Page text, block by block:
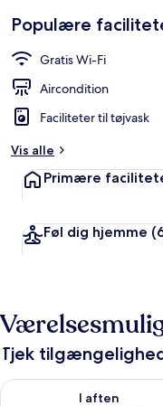
Populære
Gratis Wi-Fi
Aircondition
Faciliteter til tøjvask
Vis alle
Primære
Føl dig hjemme
Tjek
I aften
Tjek tilgængelighed for i